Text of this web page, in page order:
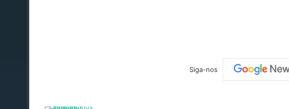
Siga-nos